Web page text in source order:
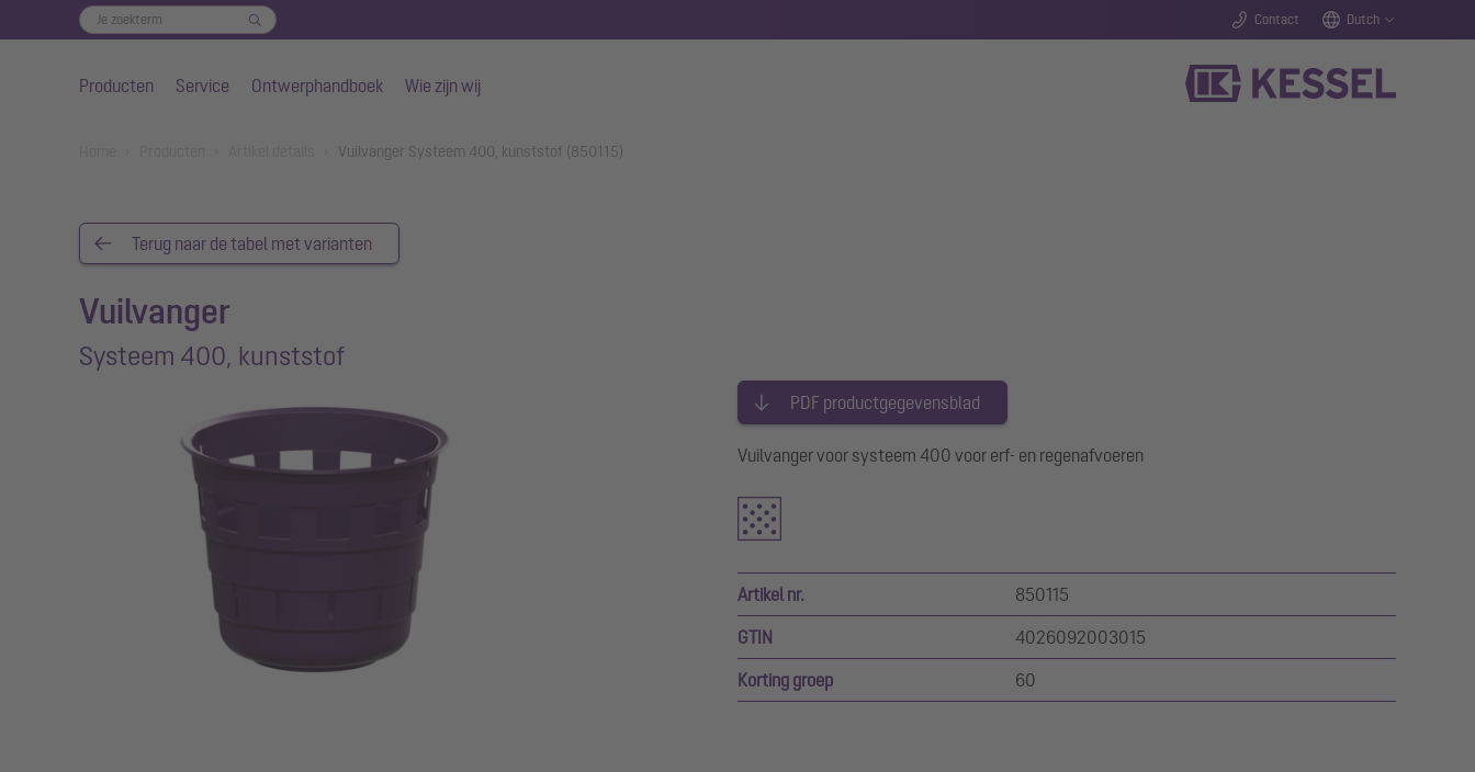
Contact Dutch
Producten Service Ontwerphandboek Wie zijn wij
Vuilvanger Systeem 400, kunststof (850115)
Terug naar de tabel met varianten
Vuilvanger
Systeem 400, kunststof
PDF productgegevensblad
Vuilvanger voor systeem 400 voor erf- en regenafvoeren
Artikel nr. 850115
GTIN 4026092003015
Korting groep 60